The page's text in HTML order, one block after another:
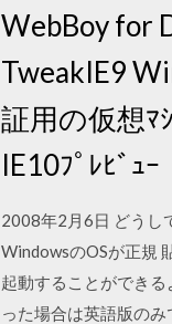
WebBoy for
TweakIE9
証用の仮想ﾏ
IE10ﾌﾟﾚﾋﾞｭｰ
2008年2月6日 どうし
WindowsのOSが正規
起動することができ
った場合は英語版の